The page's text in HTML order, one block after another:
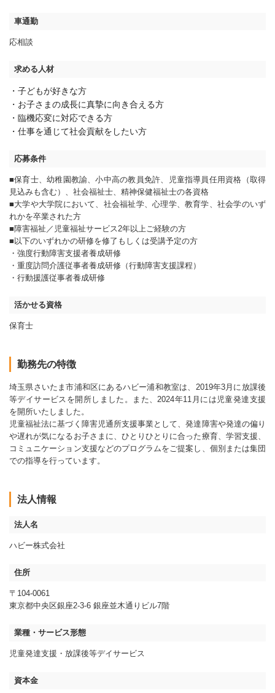
車通勤
応相談
求める人材
・子どもが好きな方
・お子さまの成長に真摯に向き合える方
・臨機応変に対応できる方
・仕事を通じて社会貢献をしたい方
応募条件
■保育士、幼稚園教諭、小中高の教員免許、児童指導員任用資格（取得
見込みも含む）、社会福祉士、精神保健福祉士の各資格
■大学や大学院において、社会福祉学、心理学、教育学、社会学のいず
れかを卒業された方
■障害福祉／児童福祉サービス2年以上ご経験の方
■以下のいずれかの研修を修了もしくは受講予定の方
・強度行動障害支援者養成研修
・重度訪問介護従事者養成研修（行動障害支援課程）
・行動援護従事者養成研修
活かせる資格
保育士
勤務先の特徴
埼玉県さいたま市浦和区にあるハビー浦和教室は、2019年3月に放課後
等デイサービスを開所しました。また、2024年11月には児童発達支援
を開所いたしました。
児童福祉法に基づく障害児通所支援事業として、発達障害や発達の偏り
や遅れが気になるお子さまに、ひとりひとりに合った療育、学習支援、
コミュニケーション支援などのプログラムをご提案し、個別または集団
での指導を行っています。
法人情報
法人名
ハビー株式会社
住所
〒104-0061
東京都中央区銀座2-3-6 銀座並木通りビル7階
業種・サービス形態
児童発達支援・放課後等デイサービス
資本金